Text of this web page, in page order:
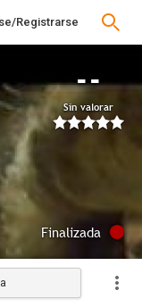
Registrarse
--
Sin valorar
Finalizada